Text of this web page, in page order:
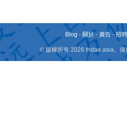
Blog - 關於 - 廣告 -招
© 版權所有 2026 fridae.asia。